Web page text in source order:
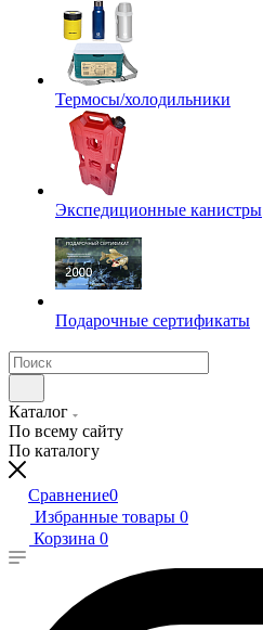
Термосы/холодильники
Экспедиционные канистры
Подарочные сертификаты
Каталог
По всему сайту
По каталогу
Сравнение0
Избранные товары 0
Корзина 0